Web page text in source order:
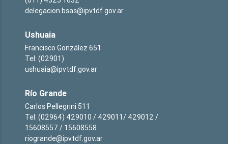
delegacion.bsas@ipvtdf.gov.ar
Ushuaia
Francisco González 651
Tel: (02901)
ushuaia@ipvtdf.gov.ar
Río Grande
Carlos Pellegrini 511
Tel: (02964) 429010 / 429011/ 429012 /
15608557 / 15608558
riogrande@ipvtdf.gov.ar